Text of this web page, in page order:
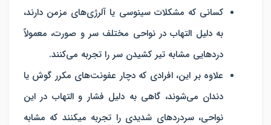
کسانی که مشکلات سینوسی یا آلرژی‌های مزمن دارند،
به دلیل التهاب در نواحی مختلف سر و صورت، معمولاً
دردهایی مشابه تیر کشیدن سر را تجربه می‌کنند.
علاوه بر این، افرادی که دچار عفونت‌های مکرر گوش یا
دندان می‌شوند، گاهی به دلیل فشار و التهاب در این
نواحی، سردردهای شدیدی را تجربه می‎کنند که مشابه